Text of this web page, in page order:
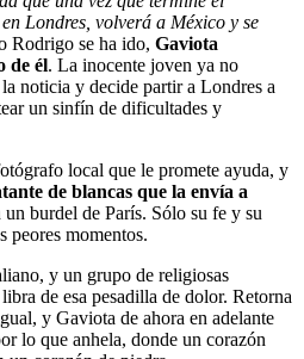
Londres, volverá a México y se
Rodrigo se ha ido, Gaviota
de él. La inocente joven ya no
noticia y decide partir a Londres a
un sinfín de dificultades y
local que le promete ayuda, y
de blancas que la envía a
un burdel de París. Sólo su fe y su
peores momentos.
y un grupo de religiosas
de esa pesadilla de dolor. Retorna
y Gaviota de ahora en adelante
lo que anhela, donde un corazón